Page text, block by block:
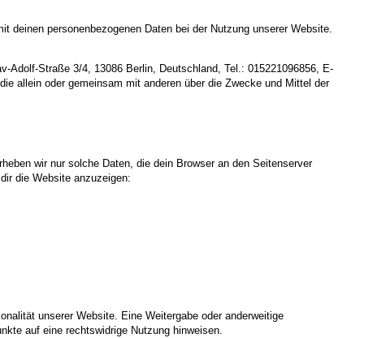
personenbezogenen Daten bei der Nutzung unserer Website.
Adolf-Straße 3/4, 13086 Berlin, Deutschland, Tel.: 015221096856, E-
allein oder gemeinsam mit anderen über die Zwecke und Mittel der
wir nur solche Daten, die dein Browser an den Seitenserver
die Website anzuzeigen:
unserer Website. Eine Weitergabe oder anderweitige
auf eine rechtswidrige Nutzung hinweisen.